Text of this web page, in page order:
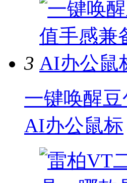
3
一键唤醒
AI办公鼠标